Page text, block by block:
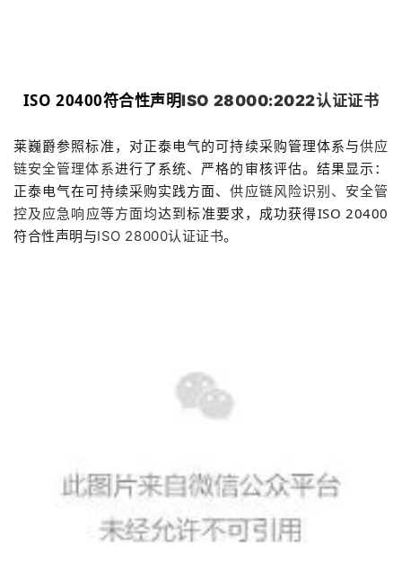
ISO 20400符合性声明ISO 28000:2022认证证书
莱巍爵参照标准，对正泰电气的可持续采购管理体系与供应
链安全管理体系进行了系统、严格的审核评估。结果显示：
正泰电气在可持续采购实践方面、供应链风险识别、安全管
控及应急响应等方面均达到标准要求，成功获得ISO 20400
符合性声明与ISO 28000认证证书。